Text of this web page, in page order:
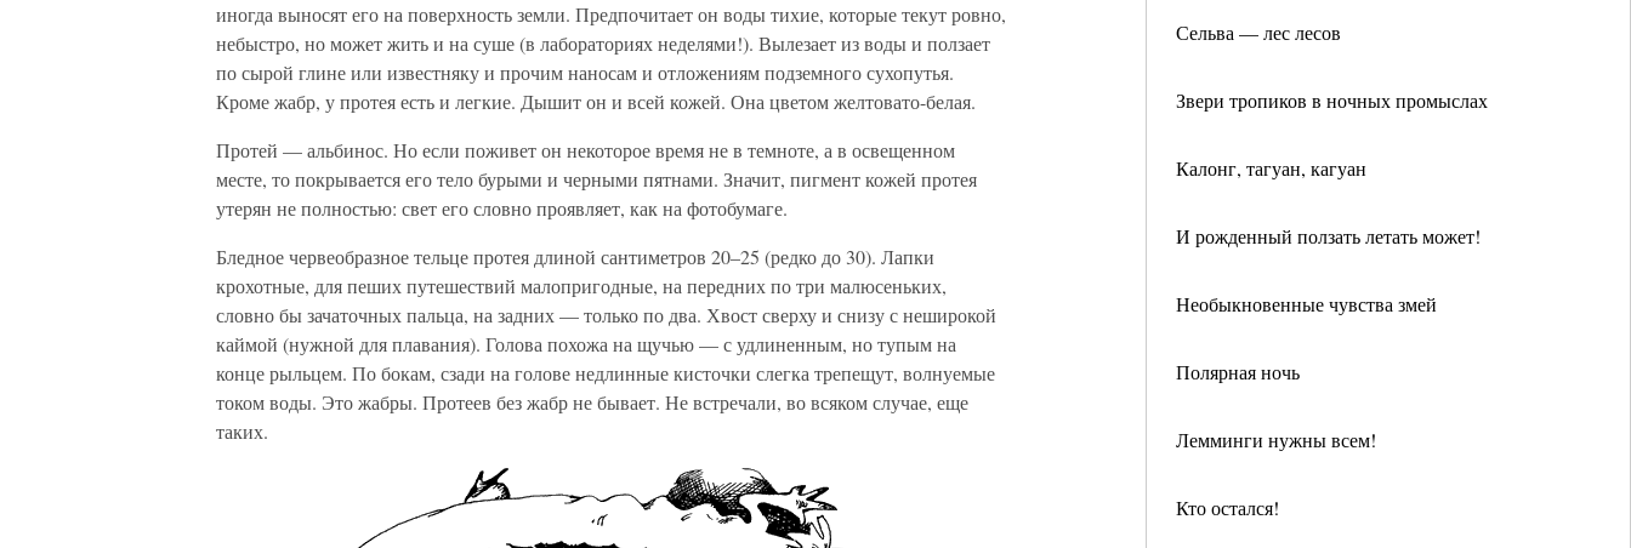
Сельва — лес лесов
Звери тропиков в ночных промыслах
Калонг, тагуан, кагуан
И рожденный ползать летать может!
Необыкновенные чувства змей
Полярная ночь
Лемминги нужны всем!
Кто остался!
иногда выносят его на поверхность земли. Предпочитает он воды тихие, которые текут ровно,
небыстро, но может жить и на суше (в лабораториях неделями!). Вылезает из воды и ползает
по сырой глине или известняку и прочим наносам и отложениям подземного сухопутья.
Кроме жабр, у протея есть и легкие. Дышит он и всей кожей. Она цветом желтовато-белая.
Протей — альбинос. Но если поживет он некоторое время не в темноте, а в освещенном
месте, то покрывается его тело бурыми и черными пятнами. Значит, пигмент кожей протея
утерян не полностью: свет его словно проявляет, как на фотобумаге.
Бледное червеобразное тельце протея длиной сантиметров 20–25 (редко до 30). Лапки
крохотные, для пеших путешествий малопригодные, на передних по три малюсеньких,
словно бы зачаточных пальца, на задних — только по два. Хвост сверху и снизу с неширокой
каймой (нужной для плавания). Голова похожа на щучью — с удлиненным, но тупым на
конце рыльцем. По бокам, сзади на голове недлинные кисточки слегка трепещут, волнуемые
током воды. Это жабры. Протеев без жабр не бывает. Не встречали, во всяком случае, еще
таких.